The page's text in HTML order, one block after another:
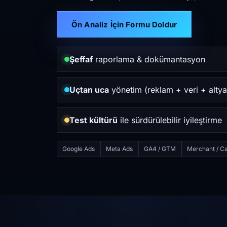
Ön Analiz İçin Formu Doldur
Şeffafraporlama & dokümantasyon
Uçtan uca yönetim (reklam + veri +
Test kültürü ile sürdürülebilir iyileştirme
Google Ads Meta Ads GA4 / GTM Merchant /